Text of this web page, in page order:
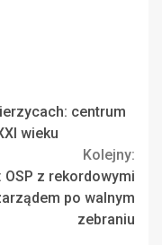
centrum
wieku
Kolejny:
z rekordowymi
po walnym
zebraniu